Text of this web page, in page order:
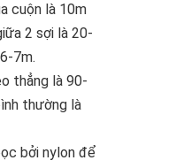
cuộn là 10m
2 sợi là 20-
7m.
thẳng là 90-
thường là
bởi nylon để